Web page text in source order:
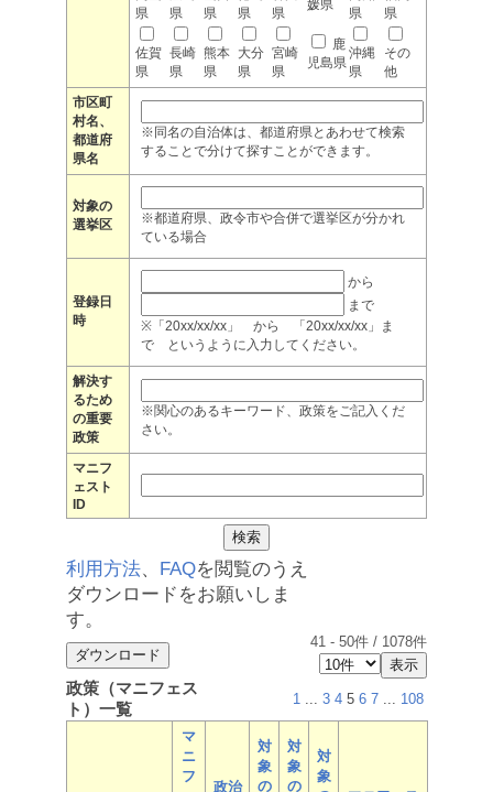
県
県
県
県
県
媛県
県
県
佐賀
県
長崎
県
熊本
県
大分
県
宮崎
県
鹿
児島県
沖縄
県
その
他
市区町
村名、
都道府
県名
※同名の自治体は、都道府県とあわせて検索
することで分けて探すことができます。
対象の
選挙区
※都道府県、政令市や合併で選挙区が分かれ
ている場合
登録日
時
から
まで
※「20xx/xx/xx」 から 「20xx/xx/xx」ま
で というように入力してください。
解決す
るため
の重要
政策
※関心のあるキーワード、政策をご記入くだ
さい。
マニフ
ェスト
ID
利用方法、 FAQを閲覧のうえ
ダウンロードをお願いしま
す。
41 - 50件 / 1078件
政策（マニフェス
ト）一覧
1 ... 3 4 5 6 7 ... 108
マ
ニ
フ
政治
対
象
の
対
象
の
対
象